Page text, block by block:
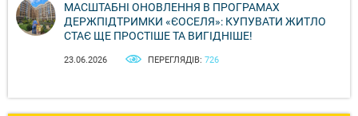
МАСШТАБНІ ОНОВЛЕННЯ В ПРОГРАМАХ
ДЕРЖПІДТРИМКИ «ЄОСЕЛЯ»: КУПУВАТИ ЖИТЛО
СТАЄ ЩЕ ПРОСТІШЕ ТА ВИГІДНІШЕ!
23.06.2026 ПЕРЕГЛЯДІВ: 726